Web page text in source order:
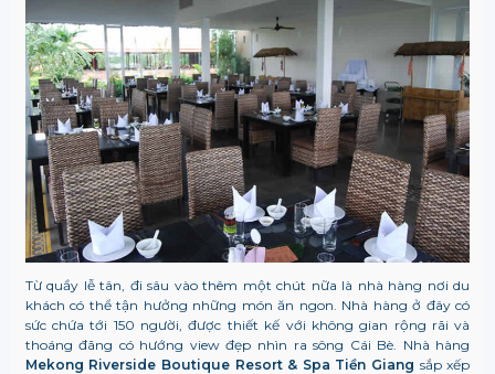
Từ quầy lễ tân, đi sâu vào thêm một chút nữa là nhà hàng nơi du
khách có thể tận hưởng những món ăn ngon. Nhà hàng ở đây có
sức chứa tới 150 người, được thiết kế với không gian rộng rãi và
thoáng đãng có hướng view đẹp nhìn ra sông Cái Bè. Nhà hàng
Mekong Riverside Boutique Resort & Spa Tiền Giang sắp xếp